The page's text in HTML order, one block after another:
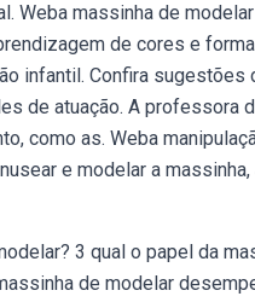
Weba massinha de
de cores e
infantil. Confira
de atuação. A professora
como as. Weba
e modelar a
3 qual o papel da
de modelar